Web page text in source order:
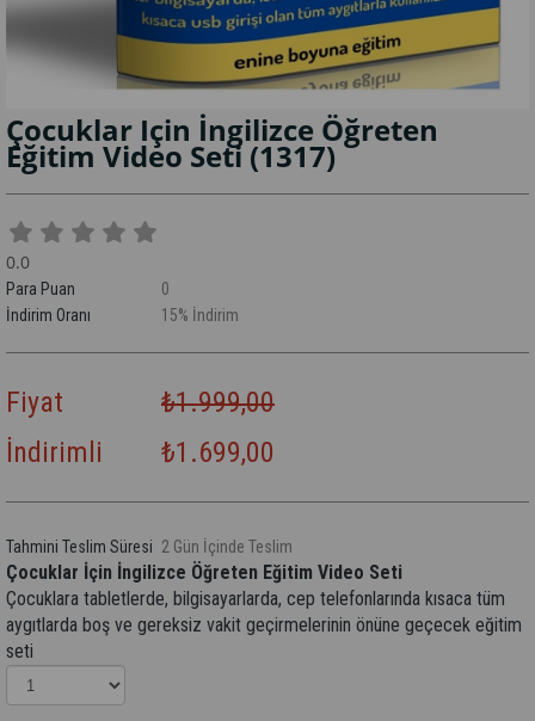
Çocuklar Için İngilizce Öğreten
Eğitim Video Seti (1317)
0.0
Para Puan
0
İndirim Oranı
%
15 İndirim
Fiyat
₺1.999,00
İndirimli
₺1.699,00
Tahmini Teslim Süresi 2 Gün İçinde Teslim
Çocuklar İçin İngilizce Öğreten Eğitim Video Seti
Çocuklara tabletlerde, bilgisayarlarda, cep telefonlarında kısaca tüm
aygıtlarda boş ve gereksiz vakit geçirmelerinin önüne geçecek eğitim
seti